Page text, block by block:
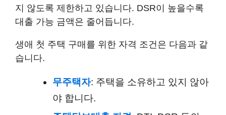
지 않도록 제한하고 있습니다. DSR이 높을수록
대출 가능 금액은 줄어듭니다.
생애 첫 주택 구매를 위한 자격 조건은 다음과 같
습니다.
무주택자: 주택을 소유하고 있지 않아
야 합니다.